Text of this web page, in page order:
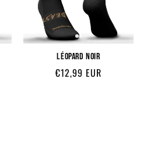
LÉOPARD NOIR
Prix
€12,99 EUR